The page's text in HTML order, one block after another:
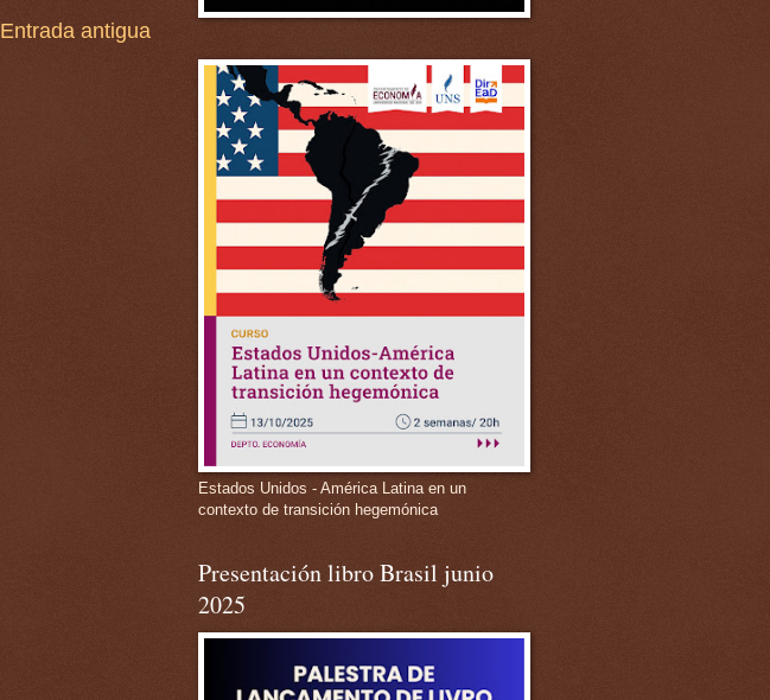
Entrada antigua
Estados Unidos - América Latina en un
contexto de transición hegemónica
Presentación libro Brasil junio
2025